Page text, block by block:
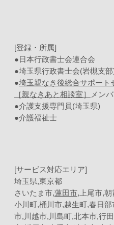
[登録・所属]
●日本行政書士会連合会
●埼玉県行政書士会(岩槻支部
●埼玉親なき後総合サポート
［親なきあと相談室］
メン
●介護支援専門員(埼玉県)
●介護福祉士
[サービス対応エリア]
埼玉県,東京都
さいたま市,蓮田市,上尾市,朝
小川町,桶川市,越生町,春日
市,川越市,川島町,北本市,行